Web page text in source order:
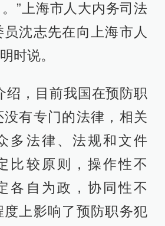
”上海市人大内务司法
沈志先在向上海市人
时说。
，目前我国在预防职
有专门的法律，相关
多法律、法规和文件
比较原则，操作性不
各自为政，协同性不
上影响了预防职务犯